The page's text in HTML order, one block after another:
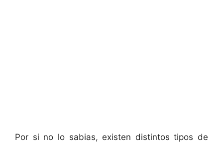
Por si no lo sabias, existen distintos tipos de